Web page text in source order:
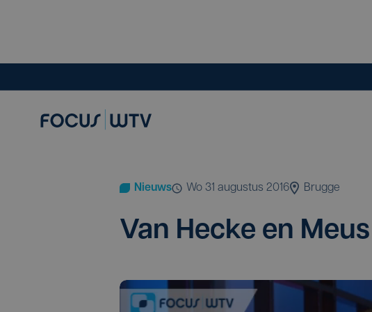
Nieuws wo 31 augustus 2016 Brugge
Van Hec­ke en